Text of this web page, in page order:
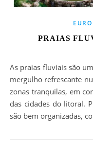
PRAIAS
As praias fluviais são uma alternativa interessante para um
mergulho refrescante
zonas tranquilas, em
das cidades do litoral.
são bem organizadas,